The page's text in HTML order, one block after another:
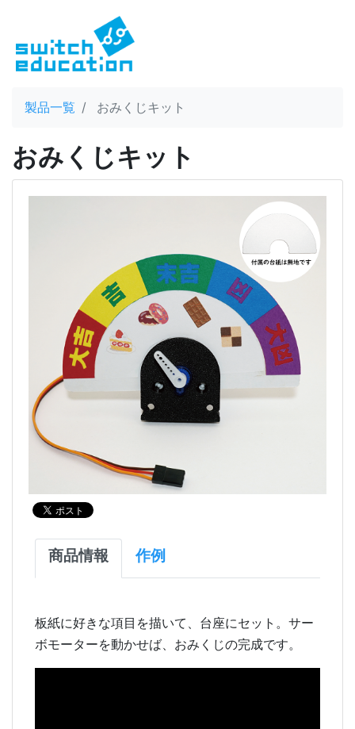
製品一覧 おみくじキット
おみくじキット
商品情報 作例
板紙に好きな項目を描いて、台座にセット。サー
ボモーターを動かせば、おみくじの完成です。